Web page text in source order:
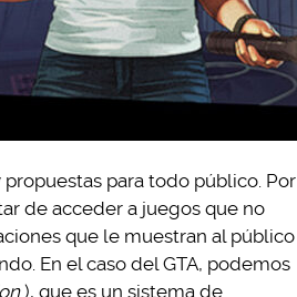
para todo público. Por
de acceder a juegos que no
que le muestran al público
En el caso del GTA, podemos
), que es un sistema de